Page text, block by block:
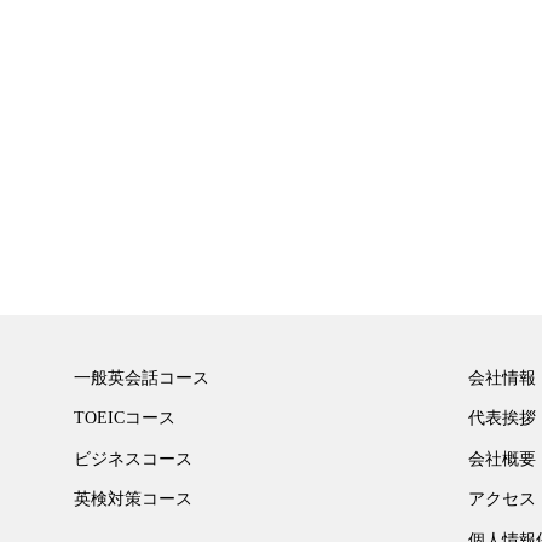
一般英会話コース
TOEICコース
ビジネスコース
英検対策コース
会社情報
代表挨拶
会社概要
アクセス